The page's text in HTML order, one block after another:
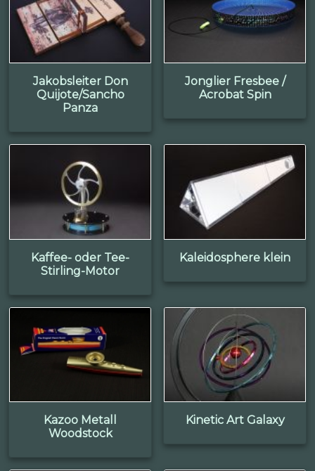
Jakobsleiter Don
Quijote/Sancho
Panza
Jonglier Fresbee /
Acrobat Spin
Kaffee- oder Tee-
Stirling-Motor
Kaleidosphere klein
Kazoo Metall
Woodstock
Kinetic Art Galaxy